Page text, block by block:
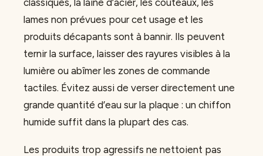
classiques, la laine d’acier, les couteaux, les
lames non prévues pour cet usage et les
produits décapants sont à bannir. Ils peuvent
ternir la surface, laisser des rayures visibles à la
lumière ou abîmer les zones de commande
tactiles. Évitez aussi de verser directement une
grande quantité d’eau sur la plaque : un chiffon
humide suffit dans la plupart des cas.
Les produits trop agressifs ne nettoient pas